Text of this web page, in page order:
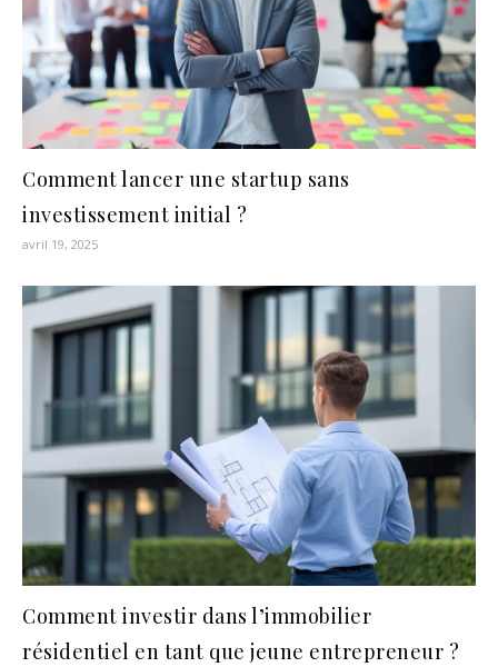
Comment lancer une startup sans
investissement initial ?
avril 19, 2025
Comment investir dans l’immobilier
résidentiel en tant que jeune entrepreneur ?